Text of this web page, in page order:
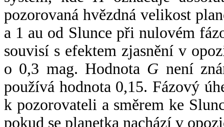
pozorovaná hvězdná velikost
a 1 au od Slunce při nulovém
souvisí s efektem zjasnění v
o 0,3 mag. Hodnota G není
používá hodnota 0,15. Fázový
k pozorovateli a směrem ke
pokud se planetka nachází v